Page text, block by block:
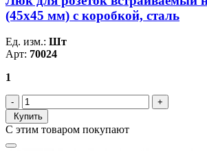
(45х45 мм) с коробкой, сталь
Ед. изм.: Шт
Арт: 70024
1
Купить
С этим товаром покупают